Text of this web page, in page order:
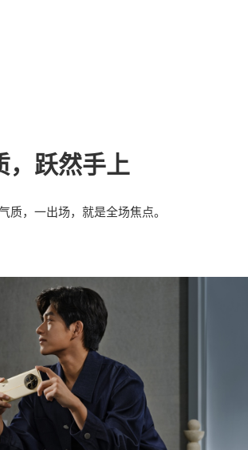
，跃然手上
质，一出场，就是全场焦点。